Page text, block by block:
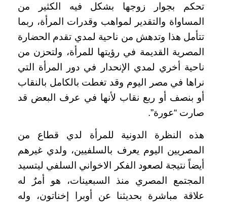
تحكم بجوار زوجها بشكل فيه الكثير من
المساواة والتقدير لمواهب وقدرات المرأة، ربما
تتأمل هذا وتدهش من ناحية لمدي تقدم الحضارة
المصرية القديمة في رؤيتها للمرأة، ولتحزن من
ناحية أخري لمدي الإنحدار في دور المرأة التي
نراها في مصر اليوم وقد تغطت بالكامل بالنقاب
أو بنصف أو ربع نقاب لأنها في عرف البعض قد
صارت “عورة”.
هذه النظرة الدونية للمرأة لدي قطاع من
المصريين اليوم يعرف بالسلفيين، ولدي غيرهم
أيضاً نتيجة لصعود الفكر الاخواني السلفي ليتسيد
المجتمع المصري منذ السبعينات، هو أمرٌ له
علاقة مباشرة بحديثنا عن أوبرا إخناتون، وله